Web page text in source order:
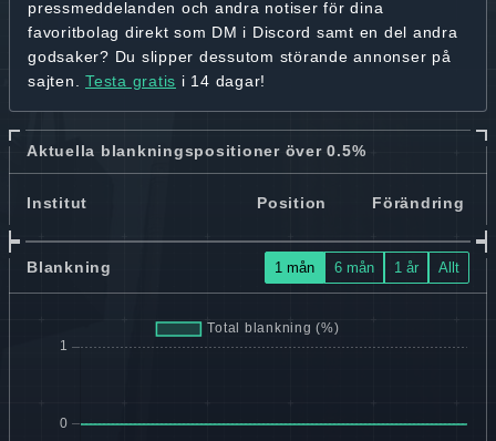
pressmeddelanden och andra notiser för dina
favoritbolag direkt som DM i Discord samt en del andra
godsaker? Du slipper dessutom störande annonser på
sajten. Testa gratis i 14 dagar!
Aktuella blankningspositioner över 0.5%
Institut Position Förändring
Blankning 1 mån 6 mån 1 år Allt